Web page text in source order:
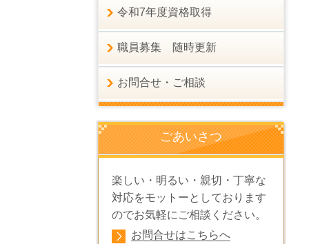
令和7年度資格取得
職員募集 随時更新
お問合せ・ご相談
ごあいさつ
楽しい・明るい・親切・丁寧な
対応をモットーとしております
のでお気軽にご相談ください。
お問合せはこちらへ